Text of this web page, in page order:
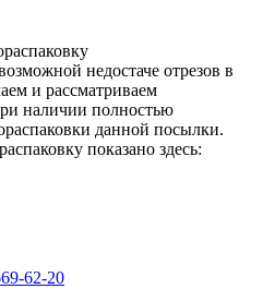
недостаче отрезов в
и рассматриваем
наличии полностью
данной посылки.
показано здесь:
62-20